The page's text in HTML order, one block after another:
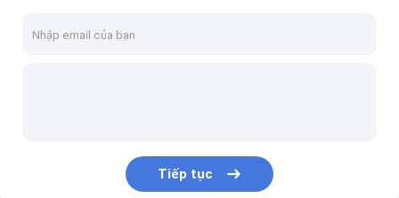
Ghế nhà thờ có thể xếp chồng lên nhau
Ghế và bàn bằng thép không gỉ
Tiếp tục